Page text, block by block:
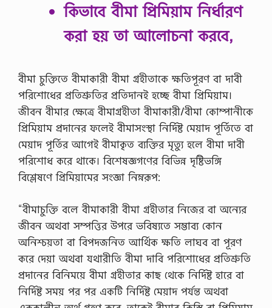
কিভাবে বীমা প্রিমিয়াম নির্ধারণ
করা হয় তা আলােচনা করবে,
বীমা চুক্তিতে বীমাকারী বীমা গ্রহীতাকে ক্ষতিপূরণ বা দাবী
পরিশোধের প্রতিশ্রুতির প্রতিদানই হচ্ছে বীমা প্রিমিয়াম।
জীবন বীমার ক্ষেত্রে বীমাগ্রহীতা বীমাকারী/বীমা কোম্পানীকে
প্রিমিয়াম প্রদানের ফলেই বীমাসংস্থা নির্দিষ্ট মেয়াদ পূর্তিতে বা
মেয়াদ পূর্তির আগেই বীমাকৃত ব্যক্তির মৃত্যু হলে বীমা দাবী
পরিশোধ করে থাকে। বিশেষজ্ঞগণের বিভিন্ন দৃষ্টিভঙ্গি
বিশ্লেষণে প্রিমিয়ামের সংজ্ঞা নিম্নরূপ:
“বীমাচুক্তি বলে বীমাকারী বীমা গ্রহীতার নিজের বা অন্যের
জীবন অথবা সম্পত্তির উপরে ভবিষ্যতে সম্ভাব্য কোন
অনিশ্চয়তা বা বিপদজনিত আর্থিক ক্ষতি লাঘব বা পূরণ
করে দেয়া অথবা যথারীতি বীমা দাবি পরিশোধের প্রতিশ্রুতি
প্রদানের বিনিময়ে বীমা গ্রহীতার কাছ থেকে নির্দিষ্ট হারে বা
নির্দিষ্ট সময় পর পর একটি নির্দিষ্ট মেয়াদ পর্যন্ত অথবা